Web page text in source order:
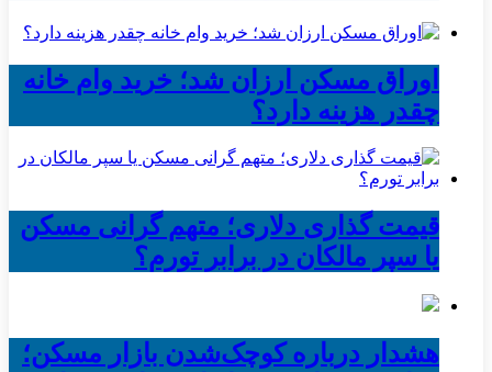
اوراق مسکن ارزان شد؛ خرید وام خانه
چقدر هزینه دارد؟
قیمت گذاری دلاری؛ متهم گرانی مسکن
یا سپر مالکان در برابر تورم؟
هشدار درباره کوچک‌شدن بازار مسکن؛